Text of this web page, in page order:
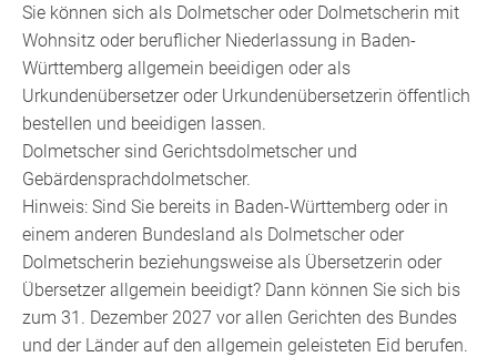
Sie können sich als Dolmetscher oder Dolmetscherin mit
Wohnsitz oder beruflicher Niederlassung in Baden-
Württemberg allgemein beeidigen oder als
Urkundenübersetzer oder Urkundenübersetzerin öffentlich
bestellen und beeidigen lassen.
Dolmetscher sind Gerichtsdolmetscher und
Gebärdensprachdolmetscher.
Hinweis: Sind Sie bereits in Baden-Württemberg oder in
einem anderen Bundesland als Dolmetscher oder
Dolmetscherin beziehungsweise als Übersetzerin oder
Übersetzer allgemein beeidigt? Dann können Sie sich bis
zum 31. Dezember 2027 vor allen Gerichten des Bundes
und der Länder auf den allgemein geleisteten Eid berufen.